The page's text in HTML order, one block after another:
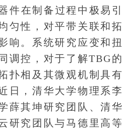
件在制备过程中极易引
匀性，对平带关联和拓
响。系统研究应变和扭
调控，对于了解TBG的
扑相及其微观机制具有
日，清华大学物理系李
薛其坤研究团队、清华
研究团队与马德里高等